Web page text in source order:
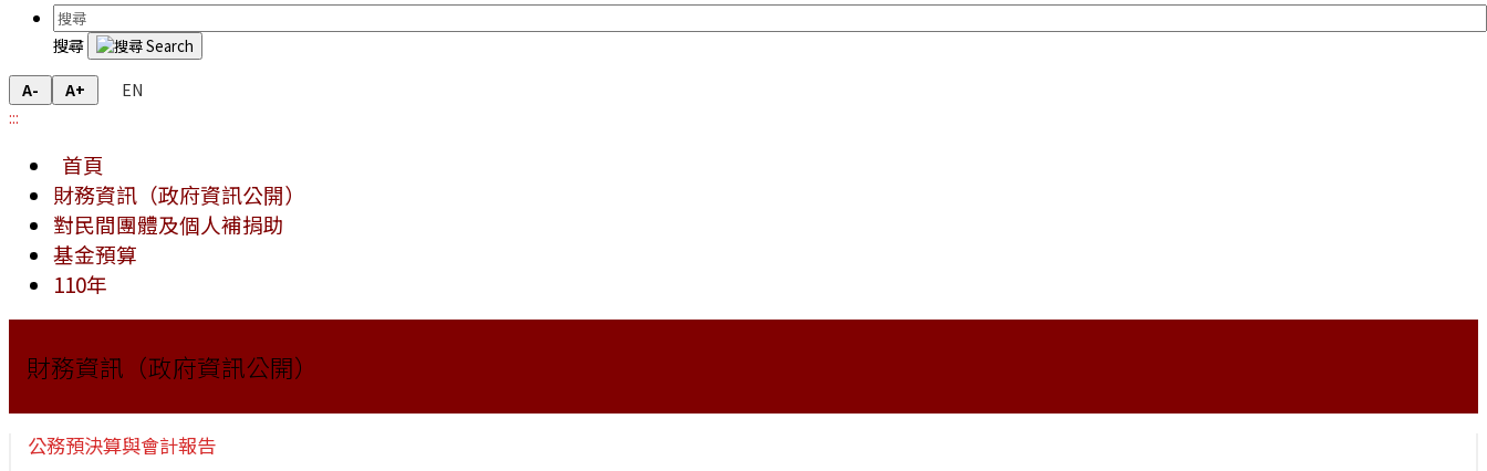
搜尋
A- A+
EN
:::
首頁
財務資訊（政府資訊公開）
對民間團體及個人補捐助
基金預算
110年
財務資訊（政府資訊公開）
公務預決算與會計報告